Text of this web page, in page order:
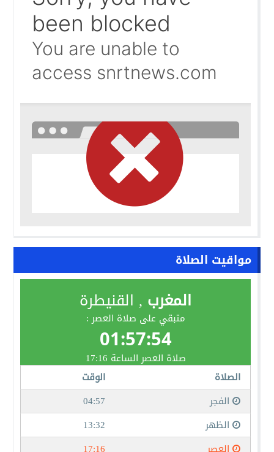
البوليساريو تحت مجهر الكونغرس الأمريكي.. واشنطن
حين تحارب الدولة فوضى الصحافة… وتفتح العمالات
مواقيت الصلاة